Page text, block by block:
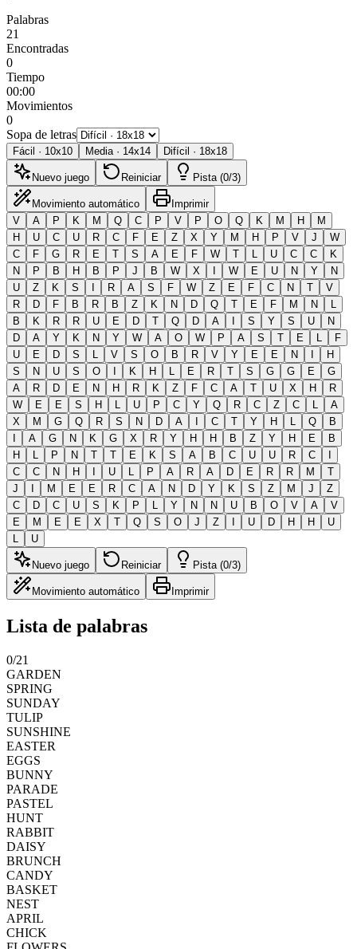
Palabras
21
Encontradas
0
Tiempo
00:00
Movimientos
0
Sopa de letras
Fácil · 10x10 Media · 14x14 Difícil · 18x18
Nuevo juego Reiniciar Pista (0/3)
Movimiento automático
Imprimir
V
A P K M Q C P V P O Q K M H
M
H
U C U R C F E Z X Y M H P V J
W
C
F G R E T S A E F W T L U C C
K
N
P B H B P J B W X I W E U N Y
N
U
Z K S I R A S F W Z E F C N T
V
R
D F B R B Z K N D Q T E F M N
L
B
K R R U E D T Q D A I S Y S U
N
D
A Y K N Y W A O W P A S T E L
F
U
E D S L V S O B R V Y E E N I
H
S
N U S O I K H L E R T S G G E
G
A
R D E N H R K Z F C A T U X H
R
W
E E S H L U P C Y Q R C Z C L
A
X
M G Q R S N D A I C T Y H L Q
B
I
A G N K G X R Y H H B Z Y H E
B
H
L P N T T E K S A B C U U R C
I
C
C N H I U L P A R A D E R R M
T
J
I M E E R C A N D Y K S Z M J
Z
C
D C U S K P L Y N N U B O V A
V
E
M E E X T Q S O J Z I U D H H
U
L
U
Nuevo juego Reiniciar Pista (0/3)
Movimiento automático Imprimir
Lista de palabras
0/21
GARDEN
SPRING
SUNDAY
TULIP
SUNSHINE
EASTER
EGGS
BUNNY
PARADE
PASTEL
HUNT
RABBIT
DAISY
BRUNCH
CANDY
BASKET
NEST
APRIL
CHICK